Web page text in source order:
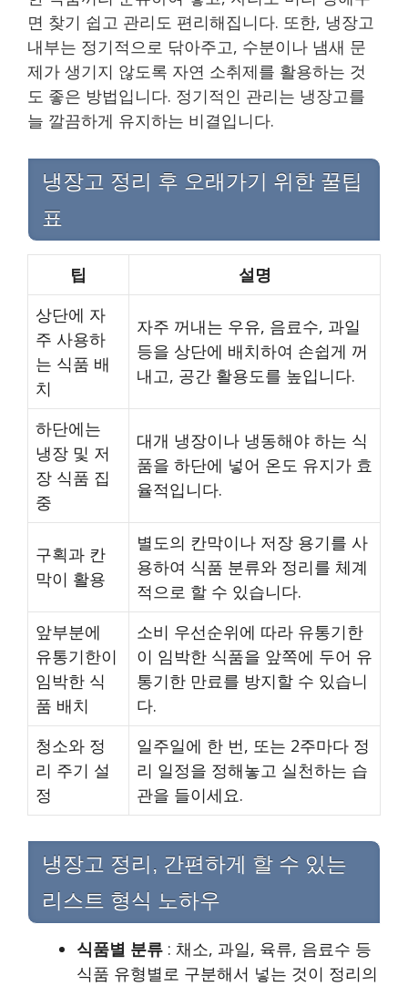
면 찾기 쉽고 관리도 편리해집니다. 또한, 냉장고
내부는 정기적으로 닦아주고, 수분이나 냄새 문
제가 생기지 않도록 자연 소취제를 활용하는 것
도 좋은 방법입니다. 정기적인 관리는 냉장고를
늘 깔끔하게 유지하는 비결입니다.
냉장고 정리 후 오래가기 위한 꿀팁
표
팁
설명
상단에 자
주 사용하
는 식품 배
치
자주 꺼내는 우유, 음료수, 과일
등을 상단에 배치하여 손쉽게 꺼
내고, 공간 활용도를 높입니다.
하단에는
냉장 및 저
장 식품 집
중
대개 냉장이나 냉동해야 하는 식
품을 하단에 넣어 온도 유지가 효
율적입니다.
구획과 칸
막이 활용
별도의 칸막이나 저장 용기를 사
용하여 식품 분류와 정리를 체계
적으로 할 수 있습니다.
앞부분에
유통기한이
임박한 식
품 배치
소비 우선순위에 따라 유통기한
이 임박한 식품을 앞쪽에 두어 유
통기한 만료를 방지할 수 있습니
다.
청소와 정
리 주기 설
정
일주일에 한 번, 또는 2주마다 정
리 일정을 정해놓고 실천하는 습
관을 들이세요.
냉장고 정리, 간편하게 할 수 있는
리스트 형식 노하우
식품별 분류 : 채소, 과일, 육류, 음료수 등
식품 유형별로 구분해서 넣는 것이 정리의